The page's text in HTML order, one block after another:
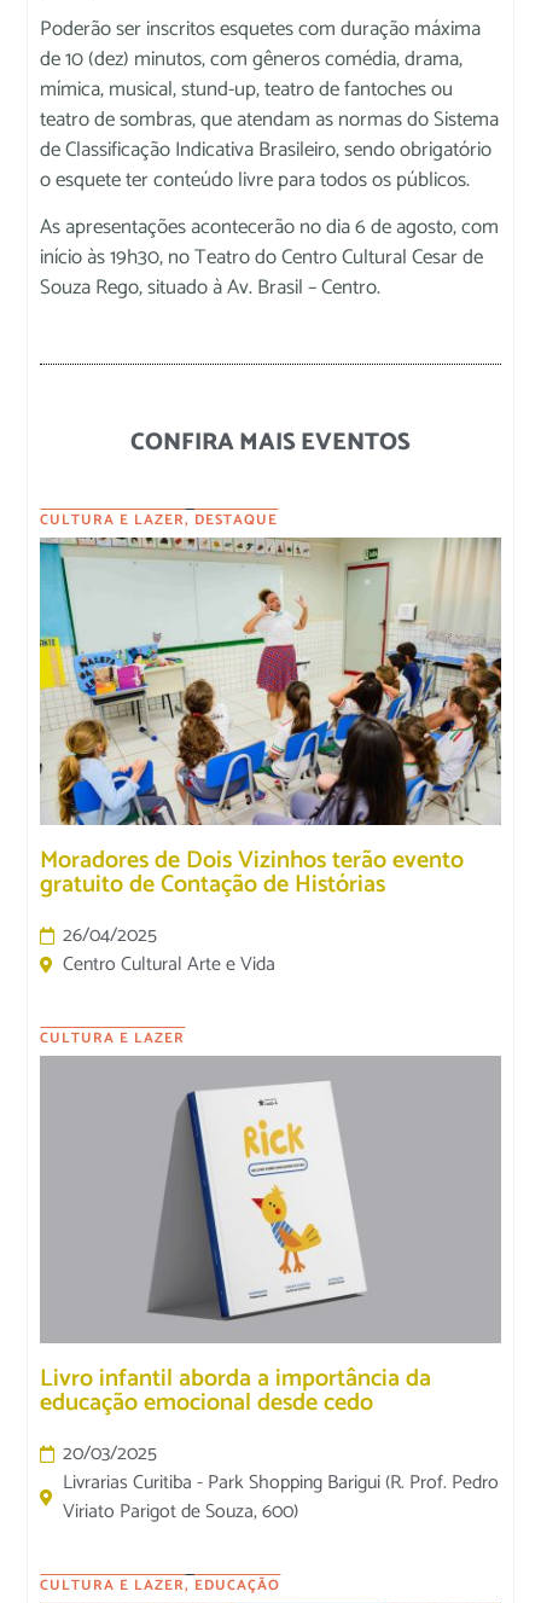
Poderão ser inscritos esquetes com duração máxima
de 10 (dez) minutos, com gêneros comédia, drama,
mímica, musical, stund-up, teatro de fantoches ou
teatro de sombras, que atendam as normas do Sistema
de Classificação Indicativa Brasileiro, sendo obrigatório
o esquete ter conteúdo livre para todos os públicos.
As apresentações acontecerão no dia 6 de agosto, com
início às 19h30, no Teatro do Centro Cultural Cesar de
Souza Rego, situado à Av. Brasil – Centro.
CONFIRA MAIS EVENTOS
CULTURA E LAZER, DESTAQUE
Moradores de Dois Vizinhos terão evento
gratuito de Contação de Histórias
26/04/2025
Centro Cultural Arte e Vida
CULTURA E LAZER
Livro infantil aborda a importância da
educação emocional desde cedo
20/03/2025
Livrarias Curitiba - Park Shopping Barigui (R. Prof. Pedro
Viriato Parigot de Souza, 600)
CULTURA E LAZER, EDUCAÇÃO